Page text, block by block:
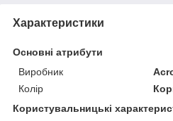
Характеристики
Основні атрибути
Виробник
Колір
Користувальницькі